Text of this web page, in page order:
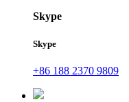
Skype
Skype
+86 188 2370 9809